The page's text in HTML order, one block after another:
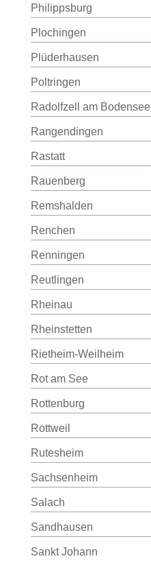
Philippsburg
Plochingen
Plüderhausen
Poltringen
Radolfzell am Bodensee
Rangendingen
Rastatt
Rauenberg
Remshalden
Renchen
Renningen
Reutlingen
Rheinau
Rheinstetten
Rietheim-Weilheim
Rot am See
Rottenburg
Rottweil
Rutesheim
Sachsenheim
Salach
Sandhausen
Sankt Johann